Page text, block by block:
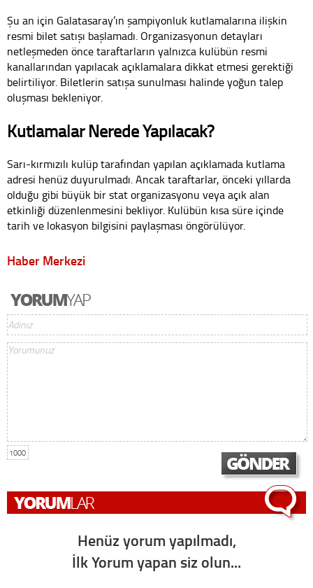
Şu an için Galatasaray’ın şampiyonluk kutlamalarına ilişkin
resmi bilet satışı başlamadı. Organizasyonun detayları
netleşmeden önce taraftarların yalnızca kulübün resmi
kanallarından yapılacak açıklamalara dikkat etmesi gerektiği
belirtiliyor. Biletlerin satışa sunulması halinde yoğun talep
oluşması bekleniyor.
Kutlamalar Nerede Yapılacak?
Sarı-kırmızılı kulüp tarafından yapılan açıklamada kutlama
adresi henüz duyurulmadı. Ancak taraftarlar, önceki yıllarda
olduğu gibi büyük bir stat organizasyonu veya açık alan
etkinliği düzenlenmesini bekliyor. Kulübün kısa süre içinde
tarih ve lokasyon bilgisini paylaşması öngörülüyor.
Haber Merkezi
1000
Henüz yorum yapılmadı,
İlk Yorum yapan siz olun...